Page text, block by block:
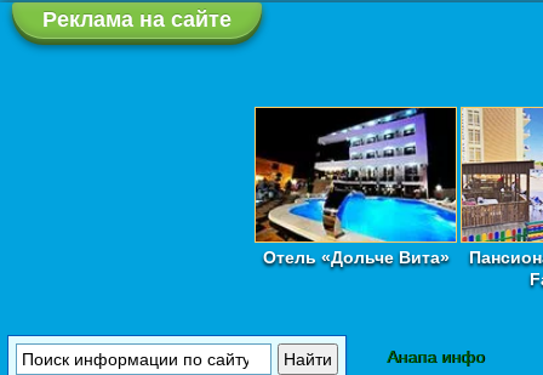
Реклама на сайте
Отель «Дольче Вита»
Анапа инфо